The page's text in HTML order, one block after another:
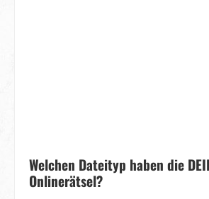
Welchen Dateityp haben die
Onlinerätsel?